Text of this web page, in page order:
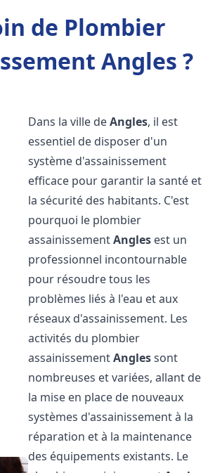
de Plombier
Angles ?
Dans la ville deAngles, il est
essentiel de disposer d'un
système d'assainissement
efficace pour garantir la santé et
la sécurité des habitants. C'est
pourquoi le plombier
assainissementAngles est un
professionnel incontournable
pour résoudre tous les
problèmes liés à l'eau et aux
réseaux d'assainissement. Les
activités du plombier
assainissementAnglessont
nombreuses et variées, allant de
la mise en place de nouveaux
systèmes d'assainissement à la
réparation et à la maintenance
des équipements existants. Le